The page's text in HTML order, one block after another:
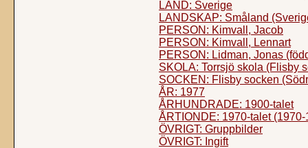
LAND: Sverige
LANDSKAP: Småland
PERSON: Kimvall, Jacob
PERSON: Kimvall, Lennart
PERSON: Lidman, Jonas
SKOLA: Torrsjö skola (Flisby
SOCKEN: Flisby socken
ÅR: 1977
ÅRHUNDRADE: 1900-talet
ÅRTIONDE: 1970-talet (1970-
ÖVRIGT: Gruppbilder
ÖVRIGT: Ingift